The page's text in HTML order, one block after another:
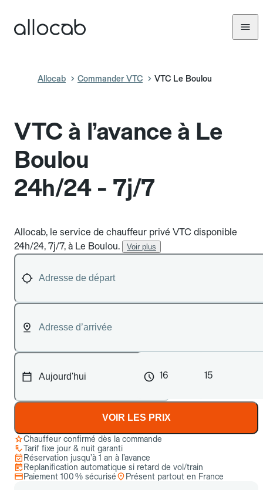
Allocab Commander VTC VTC Le Boulou
VTC à l’avance à Le
Boulou
24h/24 - 7j/7
Allocab, le service de chauffeur privé VTC disponible
24h/24, 7j/7, à Le Boulou.
Voir plus
16 15
VOIR LES PRIX
Chauffeur confirmé dès la commande
Tarif fixe jour & nuit garanti
Réservation jusqu’à 1 an à l’avance
Replanification automatique si retard de vol/train
Paiement 100 % sécurisé
Présent partout en France